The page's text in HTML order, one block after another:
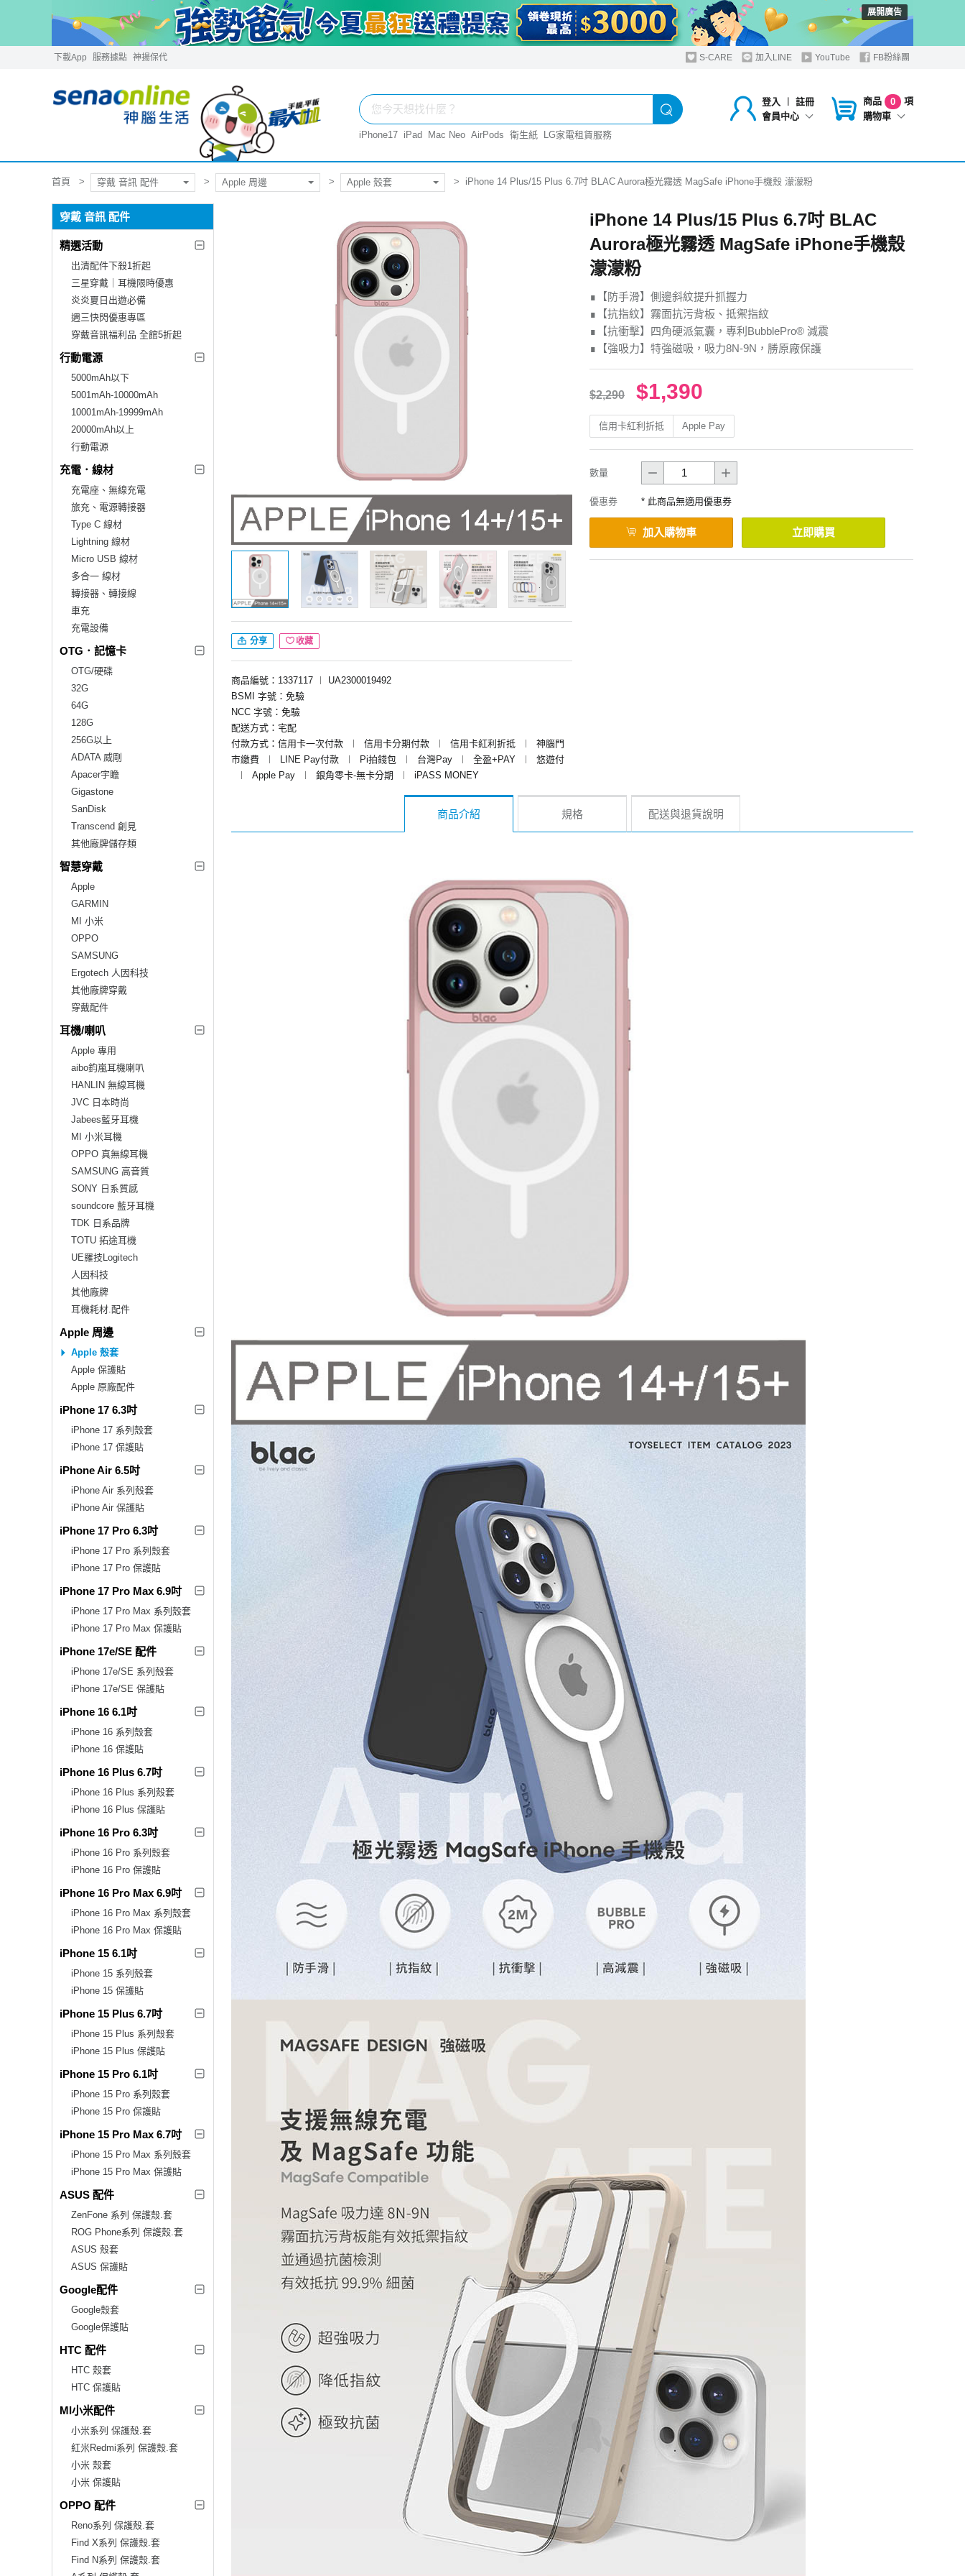
展開廣告
下載App 服務據點 神揚保代 S-CARE 加入LINE YouTube FB粉絲團
登入 ︱
註冊
會員中心
商品 0
項
購物車
iPhone17 iPad Mac Neo AirPods 衛生紙 LG家電租賃服務
首頁 穿戴 音訊 配件 Apple 周邊 Apple 殼套 iPhone 14 Plus/15 Plus 6.7吋 BLAC Aurora極光霧透 MagSafe iPhone手機殼 濛濛粉
穿戴 音訊 配件
精選活動
出清配件下殺1折起
三星穿戴｜耳機限時優惠
炎炎夏日出遊必備
週三快閃優惠專區
穿戴音訊福利品 全館5折起
行動電源
5000mAh以下
5001mAh-10000mAh
10001mAh-19999mAh
20000mAh以上
行動電源
充電．線材
充電座、無線充電
旅充、電源轉接器
Type C 線材
Lightning 線材
Micro USB 線材
多合一 線材
轉接器、轉接線
車充
充電設備
OTG．記憶卡
OTG/硬碟
32G
64G
128G
256G以上
ADATA 威剛
Apacer宇瞻
Gigastone
SanDisk
Transcend 創見
其他廠牌儲存類
智慧穿戴
Apple
GARMIN
MI 小米
OPPO
SAMSUNG
Ergotech 人因科技
其他廠牌穿戴
穿戴配件
耳機/喇叭
Apple 專用
aibo鈞嵐耳機喇叭
HANLIN 無線耳機
JVC 日本時尚
Jabees藍牙耳機
MI 小米耳機
OPPO 真無線耳機
SAMSUNG 高音質
SONY 日系質感
soundcore 藍牙耳機
TDK 日系品牌
TOTU 拓途耳機
UE羅技Logitech
人因科技
其他廠牌
耳機耗材.配件
Apple 周邊
Apple 殼套
Apple 保護貼
Apple 原廠配件
iPhone 17 6.3吋
iPhone 17 系列殼套
iPhone 17 保護貼
iPhone Air 6.5吋
iPhone Air 系列殼套
iPhone Air 保護貼
iPhone 17 Pro 6.3吋
iPhone 17 Pro 系列殼套
iPhone 17 Pro 保護貼
iPhone 17 Pro Max 6.9吋
iPhone 17 Pro Max 系列殼套
iPhone 17 Pro Max 保護貼
iPhone 17e/SE 配件
iPhone 17e/SE 系列殼套
iPhone 17e/SE 保護貼
iPhone 16 6.1吋
iPhone 16 系列殼套
iPhone 16 保護貼
iPhone 16 Plus 6.7吋
iPhone 16 Plus 系列殼套
iPhone 16 Plus 保護貼
iPhone 16 Pro 6.3吋
iPhone 16 Pro 系列殼套
iPhone 16 Pro 保護貼
iPhone 16 Pro Max 6.9吋
iPhone 16 Pro Max 系列殼套
iPhone 16 Pro Max 保護貼
iPhone 15 6.1吋
iPhone 15 系列殼套
iPhone 15 保護貼
iPhone 15 Plus 6.7吋
iPhone 15 Plus 系列殼套
iPhone 15 Plus 保護貼
iPhone 15 Pro 6.1吋
iPhone 15 Pro 系列殼套
iPhone 15 Pro 保護貼
iPhone 15 Pro Max 6.7吋
iPhone 15 Pro Max 系列殼套
iPhone 15 Pro Max 保護貼
ASUS 配件
ZenFone 系列 保護殼.套
ROG Phone系列 保護殼.套
ASUS 殼套
ASUS 保護貼
Google配件
Google殼套
Google保護貼
HTC 配件
HTC 殼套
HTC 保護貼
MI小米配件
小米系列 保護殼.套
紅米Redmi系列 保護殼.套
小米 殼套
小米 保護貼
OPPO 配件
Reno系列 保護殼.套
Find X系列 保護殼.套
Find N系列 保護殼.套
分享 收藏
商品編號：1337117 ︱
UA2300019492
BSMI 字號：免驗
NCC 字號：免驗
配送方式：宅配
付款方式：信用卡一次付款
︱ 信用卡分期付款 ︱ 信用卡紅利折抵 ︱
神腦門
市繳費
︱ LINE Pay付款 ︱ Pi拍錢包 ︱ 台灣Pay ︱ 全盈+PAY ︱
悠遊付
︱
Apple Pay ︱ 銀角零卡-無卡分期 ︱ iPASS MONEY
iPhone 14 Plus/15 Plus 6.7吋 BLAC
Aurora極光霧透 MagSafe iPhone手機殼
濛濛粉
∎【防手滑】側邊斜紋提升抓握力
∎【抗指紋】霧面抗污背板、抵禦指紋
∎【抗衝擊】四角硬派氣囊，專利BubblePro® 減震
∎【強吸力】特強磁吸，吸力8N-9N，勝原廠保護
$2,290 $1,390
信用卡紅利折抵 Apple Pay
數量
優惠券 * 此商品無適用優惠券
加入購物車 立即購買
商品介紹 規格 配送與退貨說明